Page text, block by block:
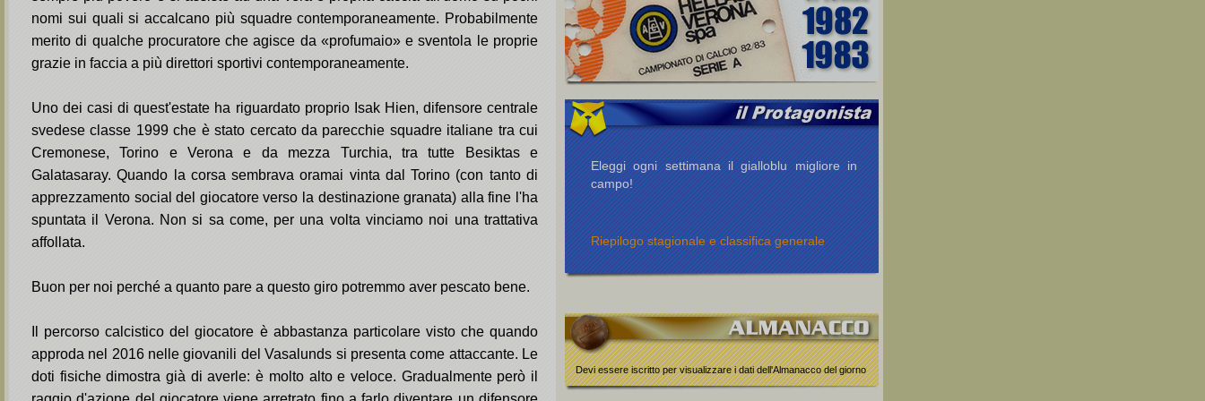
nomi sui quali si accalcano più squadre contemporaneamente. Probabilmente
merito di qualche procuratore che agisce da «profumaio» e sventola le proprie
grazie in faccia a più direttori sportivi contemporaneamente.
Uno dei casi di quest'estate ha riguardato proprio Isak Hien, difensore centrale
svedese classe 1999 che è stato cercato da parecchie squadre italiane tra cui
Cremonese, Torino e Verona e da mezza Turchia, tra tutte Besiktas e
Galatasaray. Quando la corsa sembrava oramai vinta dal Torino (con tanto di
apprezzamento social del giocatore verso la destinazione granata) alla fine l'ha
spuntata il Verona. Non si sa come, per una volta vinciamo noi una trattativa
affollata.
Buon per noi perché a quanto pare a questo giro potremmo aver pescato bene.
Il percorso calcistico del giocatore è abbastanza particolare visto che quando
approda nel 2016 nelle giovanili del Vasalunds si presenta come attaccante. Le
doti fisiche dimostra già di averle: è molto alto e veloce. Gradualmente però il
Eleggi ogni settimana il gialloblu migliore in
campo!
Riepilogo stagionale e classifica generale
Devi essere iscritto per visualizzare i dati dell'Almanacco del giorno